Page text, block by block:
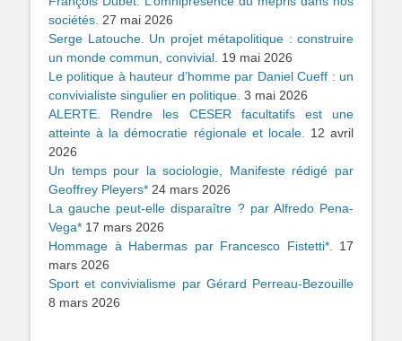
sociétés. 27 mai 2026
Serge Latouche. Un projet métapolitique : construire
un monde commun, convivial. 19 mai 2026
Le politique à hauteur d’homme par Daniel Cueff : un
convivialiste singulier en politique. 3 mai 2026
ALERTE. Rendre les CESER facultatifs est une
atteinte à la démocratie régionale et locale. 12 avril
2026
Un temps pour la sociologie, Manifeste rédigé par
Geoffrey Pleyers* 24 mars 2026
La gauche peut-elle disparaître ? par Alfredo Pena-
Vega* 17 mars 2026
Hommage à Habermas par Francesco Fistetti*. 17
mars 2026
Sport et convivialisme par Gérard Perreau-Bezouille
8 mars 2026